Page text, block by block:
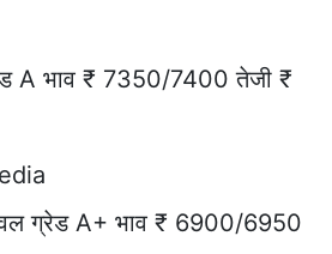
A भाव ₹ 7350/7400 तेजी ₹
ग्रेड A+ भाव ₹ 6900/6950